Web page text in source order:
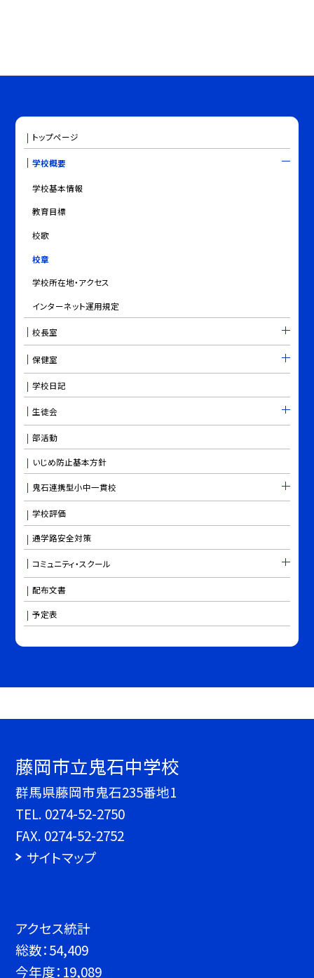
トップページ
学校概要
学校基本情報
教育目標
校歌
校章
学校所在地・アクセス
インターネット運用規定
校長室
保健室
学校日記
生徒会
部活動
いじめ防止基本方針
鬼石連携型小中一貫校
学校評価
通学路安全対策
コミュニティ・スクール
配布文書
予定表
藤岡市立鬼石中学校
群馬県藤岡市鬼石235番地1
TEL. 0274-52-2750
FAX. 0274-52-2752
サイトマップ
アクセス統計
総数：54,409
今年度： 19,089